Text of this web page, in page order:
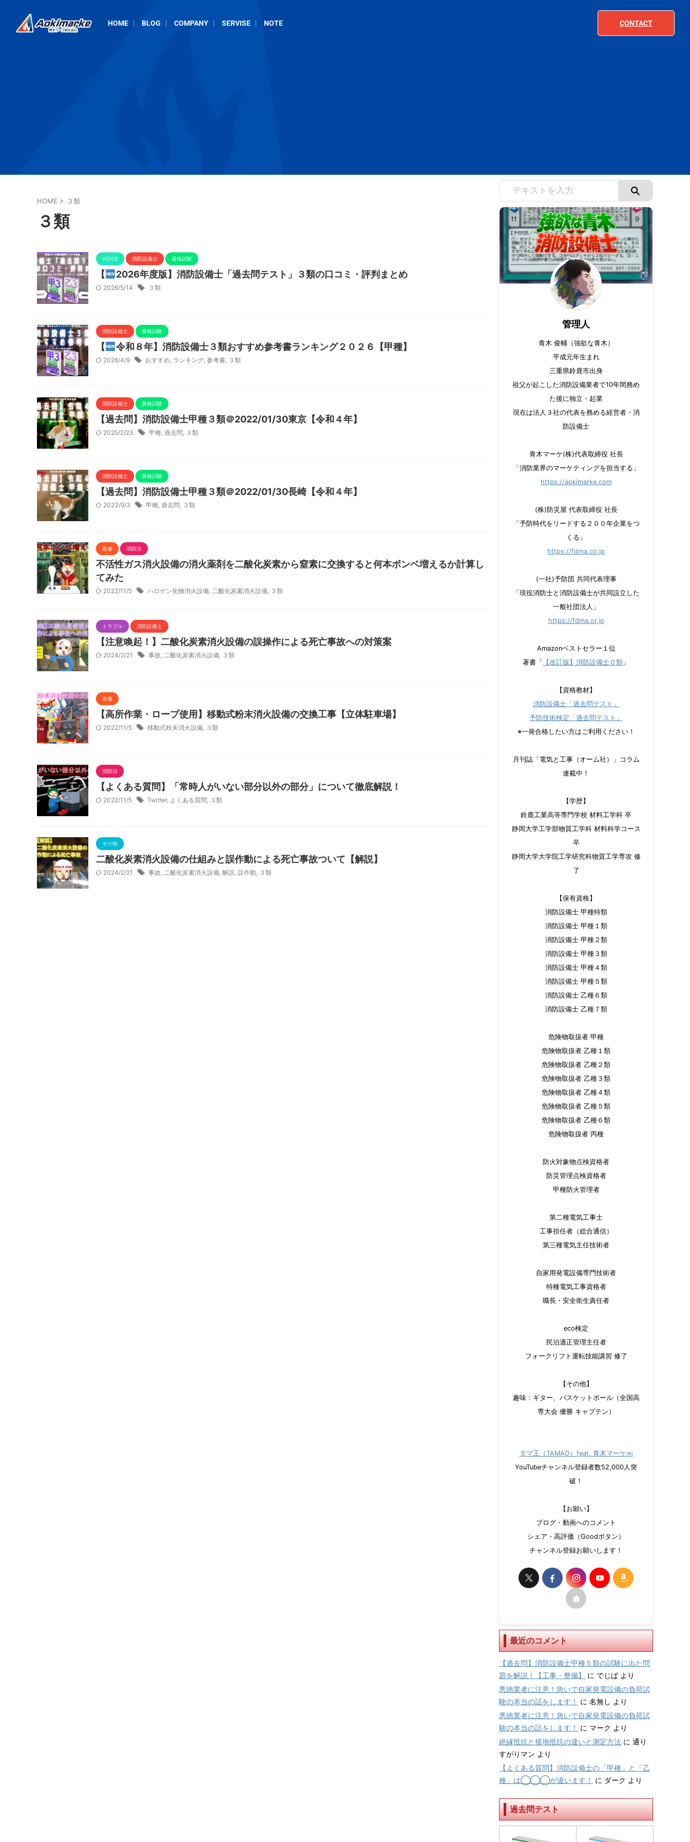
HOME BLOG COMPANY SERVISE NOTE CONTACT
HOME > ３類
３類
VOICE 消防設備士 資格試験
【 2026年度版】消防設備士「過去問テスト」３類の口コミ・評判まとめ
2026/5/14 ３類
消防設備士 資格試験
【 令和８年】消防設備士３類おすすめ参考書ランキング２０２６【甲種】
2026/4/9 おすすめ, ランキング, 参考書, ３類
消防設備士 資格試験
【過去問】消防設備士甲種３類＠2022/01/30東京【令和４年】
2025/2/23 甲種, 過去問, ３類
消防設備士 資格試験
【過去問】消防設備士甲種３類＠2022/01/30長崎【令和４年】
2023/9/3 甲種, 過去問, ３類
改修 消防法
不活性ガス消火設備の消火薬剤を二酸化炭素から窒素に交換すると何本ボンベ増えるか計算し
てみた
2022/11/5 ハロゲン化物消火設備, 二酸化炭素消火設備, ３類
トラブル 消防設備士
【注意喚起！】二酸化炭素消火設備の誤操作による死亡事故への対策案
2024/2/21 事故, 二酸化炭素消火設備, ３類
改修
【高所作業・ロープ使用】移動式粉末消火設備の交換工事【立体駐車場】
2022/11/5 移動式粉末消火設備, ３類
消防法
【よくある質問】「常時人がいない部分以外の部分」について徹底解説！
2022/11/5 Twitter, よくある質問, ３類
その他
二酸化炭素消火設備の仕組みと誤作動による死亡事故ついて【解説】
2024/2/21 事故, 二酸化炭素消火設備, 解説, 誤作動, ３類
管理人
青木 俊輔（強欲な青木）
平成元年生まれ
三重県鈴鹿市出身
祖父が起こした消防設備業者で10年間務め
た後に独立・起業
現在は法人３社の代表を務める経営者・消
防設備士
青木マーケ(株)代表取締役 社長
「消防業界のマーケティングを担当する」
https://aokimarke.com
(株)防災屋 代表取締役 社長
「予防時代をリードする２００年企業をつ
くる」
https://fdma.co.jp
(一社)予防団 共同代表理事
「現役消防士と消防設備士が共同設立した
一般社団法人」
https://fdma.or.jp
Amazonベストセラー１位
著書「
【改訂版】消防設備士０類 」
【資格教材】
消防設備士「過去問テスト」
予防技術検定「過去問テスト」
※一発合格したい方はご利用ください！
月刊誌「電気と工事（オーム社）」コラム
連載中！
【学歴】
鈴鹿工業高等専門学校 材料工学科 卒
静岡大学工学部物質工学科 材料科学コース
卒
静岡大学大学院工学研究科物質工学専攻 修
了
【保有資格】
消防設備士 甲種特類
消防設備士 甲種１類
消防設備士 甲種２類
消防設備士 甲種３類
消防設備士 甲種４類
消防設備士 甲種５類
消防設備士 乙種６類
消防設備士 乙種７類
危険物取扱者 甲種
危険物取扱者 乙種１類
危険物取扱者 乙種２類
危険物取扱者 乙種３類
危険物取扱者 乙種４類
危険物取扱者 乙種５類
危険物取扱者 乙種６類
危険物取扱者 丙種
防火対象物点検資格者
防災管理点検資格者
甲種防火管理者
第二種電気工事士
工事担任者（総合通信）
第三種電気主任技術者
自家用発電設備専門技術者
特種電気工事資格者
職長・安全衛生責任者
eco検定
民泊適正管理主任者
フォークリフト運転技能講習 修了
【その他】
趣味：ギター、バスケットボール（全国高
専大会 優勝 キャプテン）
タマ王（TAMAO）feat. 青木マーケ㈱
YouTubeチャンネル登録者数52,000人突
破！
【お願い】
ブログ・動画へのコメント
シェア・高評価（Goodボタン）
チャンネル登録お願いします！
最近のコメント
【過去問】消防設備士甲種５類の試験に出た問
題を解説！【工事・整備】
に でじぱ より
悪徳業者に注意！急いで自家発電設備の負荷試
験の本当の話をします！
に 名無し より
悪徳業者に注意！急いで自家発電設備の負荷試
験の本当の話をします！
に マーク より
絶縁抵抗と接地抵抗の違いと測定方法 に 通り
すがりマン より
【よくある質問】消防設備士の「甲種」と「乙
種」は◯◯◯が違います！
に ダーク より
過去問テスト